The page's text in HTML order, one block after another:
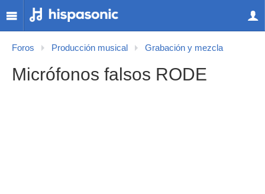
Foros Producción musical Grabación y mezcla
Micrófonos falsos RODE